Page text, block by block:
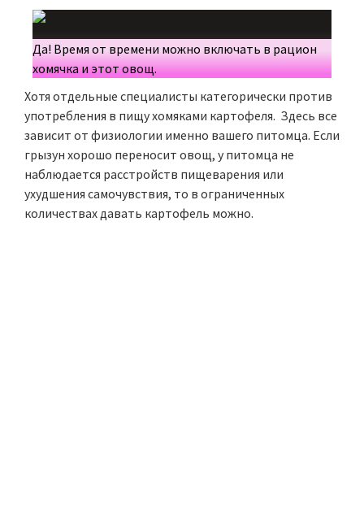
Да! Время от времени можно включать в рацион
хомячка и этот овощ.
Хотя отдельные специалисты категорически против
употребления в пищу хомяками картофеля. Здесь все
зависит от физиологии именно вашего питомца. Если
грызун хорошо переносит овощ, у питомца не
наблюдается расстройств пищеварения или
ухудшения самочувствия, то в ограниченных
количествах давать картофель можно.